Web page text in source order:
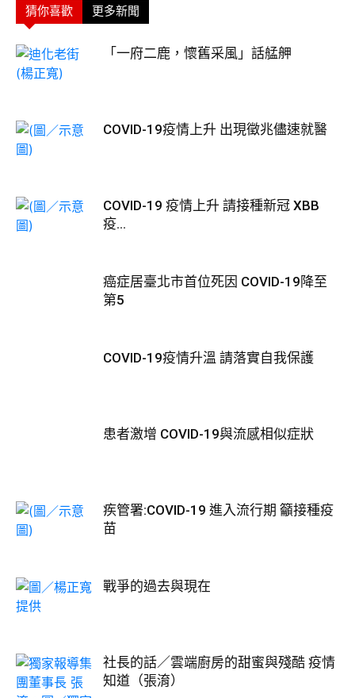
猜你喜歡 更多新聞
「一府二鹿，懷舊采風」話艋舺
COVID-19疫情上升 出現徵兆儘速就醫
COVID-19 疫情上升 請接種新冠 XBB
疫...
癌症居臺北市首位死因 COVID-19降至
第5
COVID-19疫情升溫 請落實自我保護
患者激增 COVID-19與流感相似症狀
疾管署:COVID-19 進入流行期 籲接種疫
苗
戰爭的過去與現在
社長的話／雲端廚房的甜蜜與殘酷 疫情
知道（張淯）